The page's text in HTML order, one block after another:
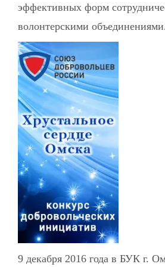
эффективных форм
волонтерскими
9 декабря 2016 года в БУК г.